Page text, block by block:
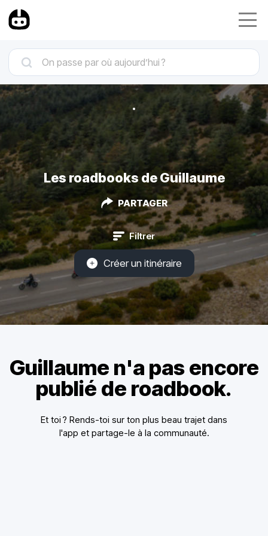
Les roadbooks de Guillaume
PARTAGER
Filtrer
Créer un itinéraire
Guillaume n'a pas encore
publié de roadbook.
Et toi ? Rends-toi sur ton plus beau trajet dans
l'app et partage-le à la communauté.